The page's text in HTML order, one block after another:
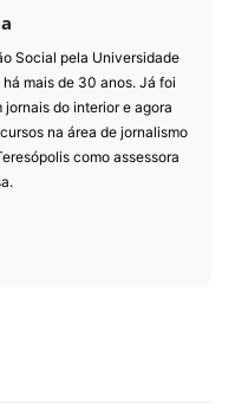
Social pela Universidade
mais de 30 anos. Já foi
jornais do interior e agora
na área de jornalismo
como assessora